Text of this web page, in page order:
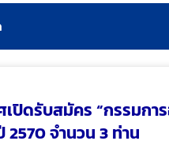
เปิดรับสมัคร “กรรมกา
2570 จำนวน 3 ท่าน